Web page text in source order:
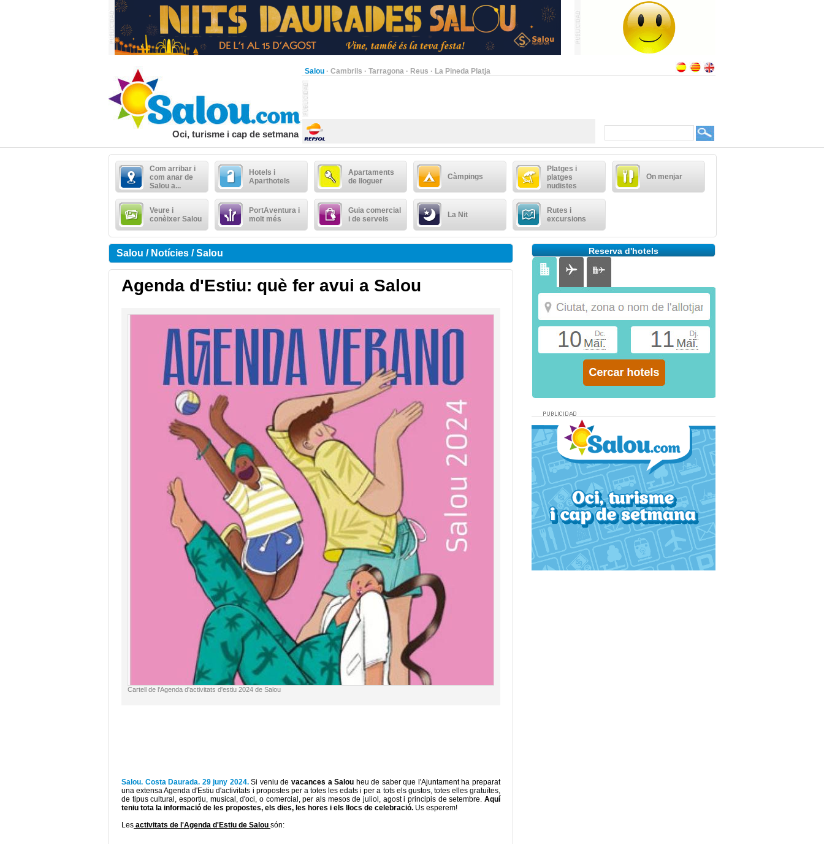
Salou · Cambrils · Tarragona · Reus · La Pineda Platja
Oci, turisme i cap de setmana
Com arribar i
com anar de
Salou a...
Hotels i
Aparthotels
Apartaments
de lloguer
Càmpings
Platges i
platges
nudistes
On menjar
Veure i
conèixer Salou
PortAventura i
molt més
Guia comercial
i de serveis
La Nit
Rutes i
excursions
Salou / Notícies / Salou
Agenda d'Estiu: què fer avui a Salou
Cartell de l'Agenda d'activitats d'estiu 2024 de Salou
Salou. Costa Daurada. 29 juny 2024.Si veniu devacances a Salou heu de saber que l'Ajuntament ha preparat
una extensa Agenda d'Estiu d'activitats i propostes per a totes les edats i per a tots els gustos, totes elles gratuïtes,
de tipus cultural, esportiu, musical, d'oci, o comercial, per als mesos de juliol, agost i principis de setembre. Aquí
teniu tota la informació de les propostes, els dies, les hores i els llocs de celebració. Us esperem!
Les activitats de l'Agenda d'Estiu de Salou són:
Reserva d'hotels